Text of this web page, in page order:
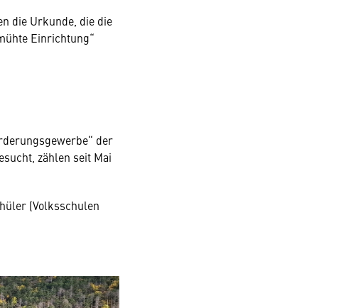
die Urkunde, die die
Einrichtung“
der
zählen seit Mai
(Volksschulen